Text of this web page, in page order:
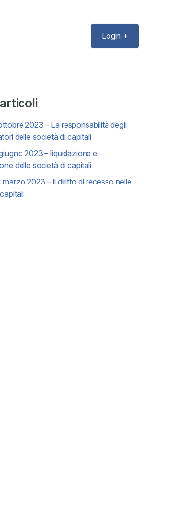
Login +
2023 – La responsabilità degli
delle società di capitali
2023 – liquidazione e
delle società di capitali
marzo 2023 – il diritto di recesso nelle